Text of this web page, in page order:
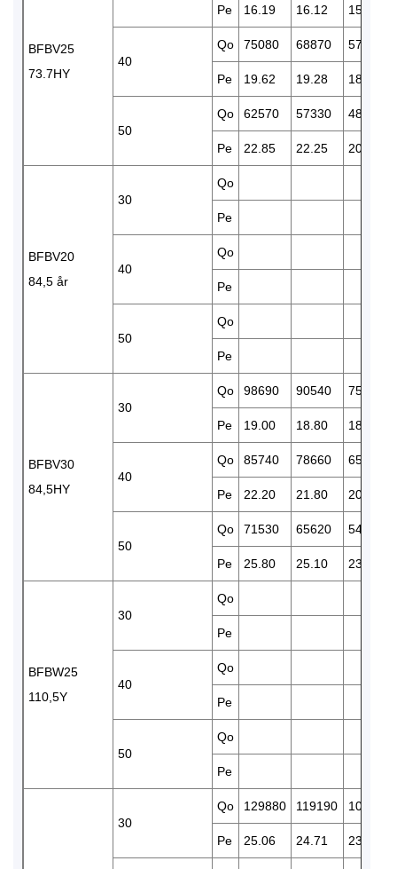
BFBV25
73.7HY
Pe 16.19 16.12 15.77
40
Qo 75080 68870 57720
Pe 19.62 19.28 18.43
50
Qo 62570 57330 48020
Pe 22.85 22.25 20.90
BFBV20
84,5 år
30
Qo
Pe
40
Qo
Pe
50
Qo
Pe
BFBV30
84,5HY
30
Qo 98690 90540 75850
Pe 19.00 18.80 18.20
40
Qo 85740 78660 65790
Pe 22.20 21.80 20.90
50
Qo 71530 65620 54960
Pe 25.80 25.10 23.60
BFBW25
110,5Y
30
Qo
Pe
40
Qo
Pe
50
Qo
Pe
30
Qo 129880 119190 100320
Pe 25.06 24.71 23.97